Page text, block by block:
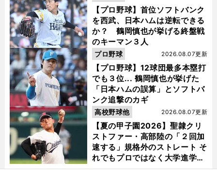
【プロ野球】首位ソフトバンク
を西武、日本ハムは逆転できる
か？ 鶴岡慎也が挙げる終盤戦
のキーマン３人
【プロ野球】12球団最多本塁打
でも３位... 鶴岡慎也が挙げた
「日本ハムの誤算」とソフトバ
ンク追撃のカギ
2026.08.07更新
プロ野球
【夏の甲子園2026】聖隷クリ
ストファー・高部陸の「２回加
速する」規格外のストレート そ
れでもプロではなく大学進学を
選ぶ理由
2026.08.07更新
高校野球他